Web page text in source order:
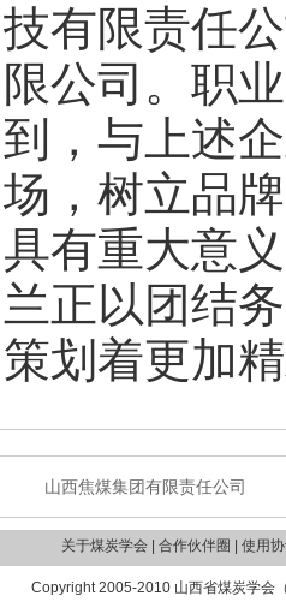
技有限责任
限公司。 职
到，与上述
场，树立品
具有重大意
兰正以团结
策划着更加
山西焦煤集团有限责任公司
关于煤炭学会 | 合作伙伴圈 | 使用
Copyright 2005-2010 山西省煤炭学会